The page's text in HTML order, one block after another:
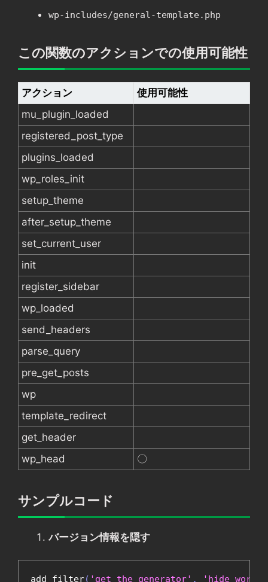
wp-includes/general-template.php
この関数のアクションでの使用可能性
アクション
使用可能性
mu_plugin_loaded
registered_post_type
plugins_loaded
wp_roles_init
setup_theme
after_setup_theme
set_current_user
init
register_sidebar
wp_loaded
send_headers
parse_query
pre_get_posts
wp
template_redirect
get_header
wp_head
〇
サンプルコード
バージョン情報を隠す
add_filter( 'get_the_generator' ,